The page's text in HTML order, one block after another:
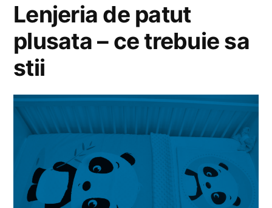
Lenjeria de patut
plusata – ce trebuie sa
stii